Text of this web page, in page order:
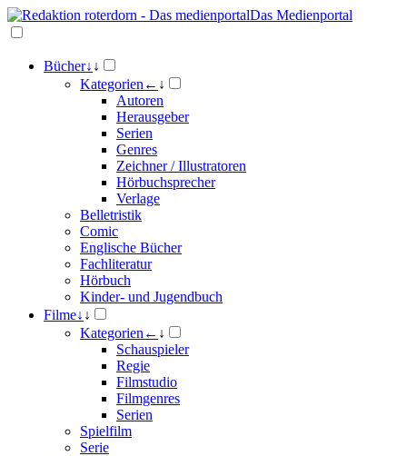
Das Medienportal
Bücher↓ ↓
Kategorien ← ↓
Autoren
Herausgeber
Serien
Genres
Zeichner / Illustratoren
Hörbuchsprecher
Verlage
Belletristik
Comic
Englische Bücher
Fachliteratur
Hörbuch
Kinder- und Jugendbuch
Filme↓ ↓
Kategorien ← ↓
Schauspieler
Regie
Filmstudio
Filmgenres
Serien
Spielfilm
Serie